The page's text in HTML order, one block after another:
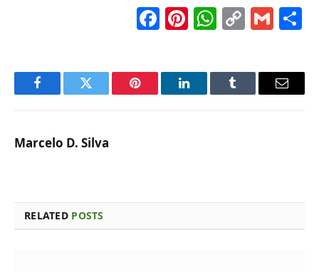
Facebook
Pinterest
Copy
FacebookTwitter Pinterest LinkedInTumblr Email
Marcelo D. Silva
RELATED POSTS